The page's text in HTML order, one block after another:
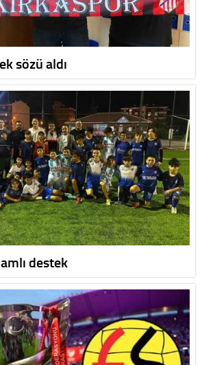
sözü aldı
destek